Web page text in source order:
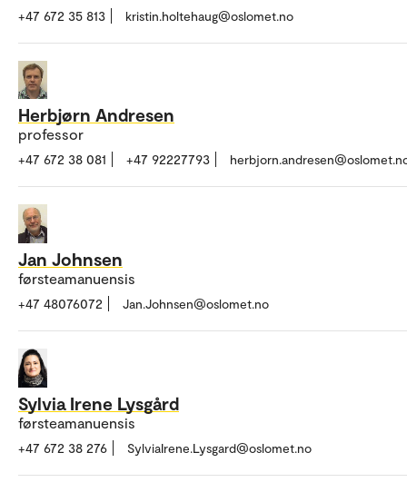
+47 672 35 813 kristin.holtehaug@oslomet.no
Herbjørn Andresen
professor
+47 672 38 081 +47 92227793
Jan Johnsen
førsteamanuensis
+47 48076072 Jan.Johnsen@oslomet.no
Sylvia Irene Lysgård
førsteamanuensis
+47 672 38 276 SylviaIrene.Lysgard@oslomet.no